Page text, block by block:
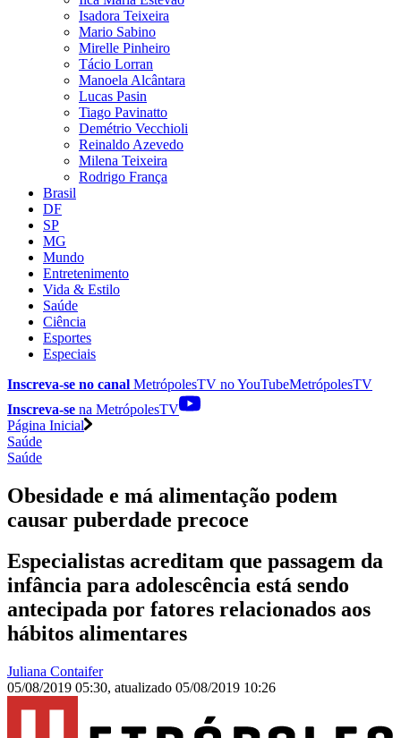
Isadora Teixeira
Mario Sabino
Mirelle Pinheiro
Tácio Lorran
Manoela Alcântara
Lucas Pasin
Tiago Pavinatto
Demétrio Vecchioli
Reinaldo Azevedo
Milena Teixeira
Rodrigo França
Brasil
DF
SP
MG
Mundo
Entretenimento
Vida & Estilo
Saúde
Ciência
Esportes
Especiais
Inscreva-se no canal MetrópolesTV noYouTubeMetrópolesTV
Inscreva-se na MetrópolesTV
Página Inicial
Saúde
Saúde
Obesidade e má alimentação podem
causar puberdade precoce
Especialistas acreditam que passagem da
infância para adolescência está sendo
antecipada por fatores relacionados aos
hábitos alimentares
Juliana Contaifer
05/08/2019 05:30, atualizado 05/08/2019 10:26